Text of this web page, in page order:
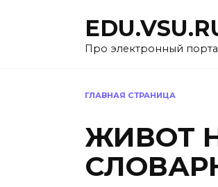
Про электронный
ГЛАВНАЯ СТРАНИЦА
ЖИВОТ